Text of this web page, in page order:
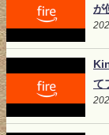
が
て